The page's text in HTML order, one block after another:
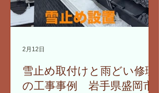
雪止め取付けと雨どい修理
の工事事例 岩手県盛岡市
2月12日